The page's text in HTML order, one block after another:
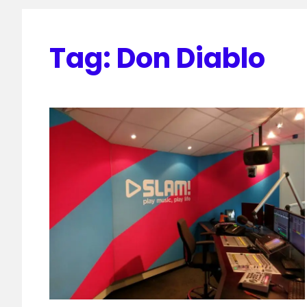
Tag: Don Diablo